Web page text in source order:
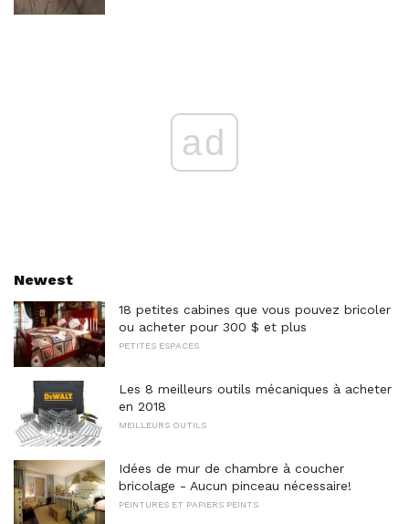
ad
Newest
18 petites cabines que vous pouvez bricoler
ou acheter pour 300 $ et plus
PETITES ESPACES
Les 8 meilleurs outils mécaniques à acheter
en 2018
MEILLEURS OUTILS
Idées de mur de chambre à coucher
bricolage - Aucun pinceau nécessaire!
PEINTURES ET PAPIERS PEINTS